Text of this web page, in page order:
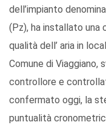
dell’impianto
(Pz), ha installato una
qualità dell’ aria in
Comune di Viaggiano,
controllore e
confermato oggi, la
puntualità